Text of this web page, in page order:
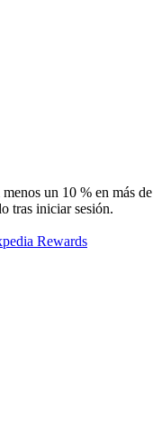
un 10 % en más de
tras iniciar sesión.
Rewards